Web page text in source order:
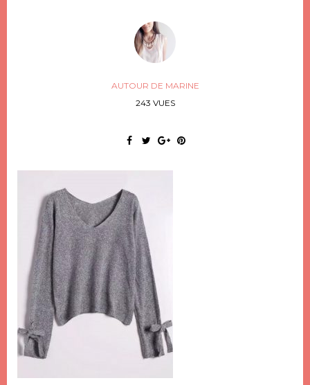
AUTOUR DE MARINE
243 VUES